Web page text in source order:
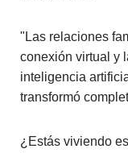
"Las relaciones
conexión virtual y
inteligencia
transformó
¿Estás viviendo